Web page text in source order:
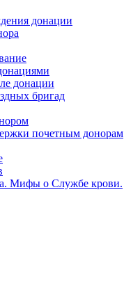
донации
донации
бригад
почетным донорам
Мифы о Службе крови.